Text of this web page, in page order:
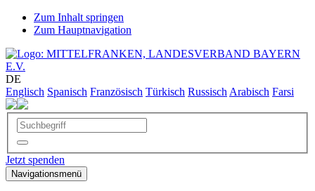
Zum Inhalt springen
Zum Hauptnavigation
DE
Englisch Spanisch Französisch Türkisch Russisch Arabisch Farsi
Jetzt spenden
Navigationsmenü